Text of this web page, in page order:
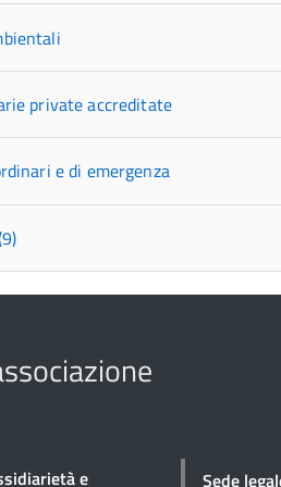
private accreditate
e di emergenza
e Sede